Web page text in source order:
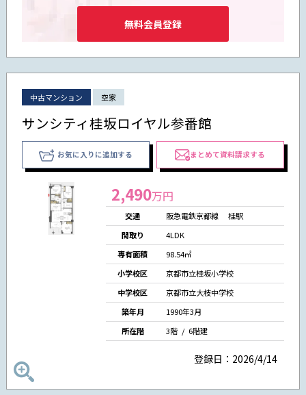
無料会員登録
中古マンション 空家
サンシティ桂坂ロイヤル参番館
お気に入りに追加する まとめて資料請求する
2,490万円
交通
阪急電鉄京都線 桂駅
間取り
4LDK
専有面積
98.54㎡
小学校区
京都市立桂坂小学校
中学校区
京都市立大枝中学校
築年月
1990年3月
所在階
3階 / 6階建
登録日：2026/4/14